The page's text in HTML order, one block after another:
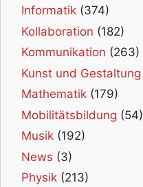
Informatik (374)
Kollaboration (182)
Kommunikation (263)
Kunst und Gestaltung
Mathematik (179)
Mobilitätsbildung (54)
Musik (192)
News (3)
Physik (213)